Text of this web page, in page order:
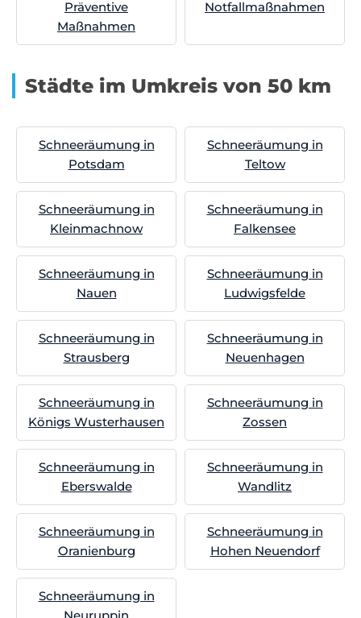
Präventive
Maßnahmen
Notfallmaßnahmen
Städte im Umkreis von 50 km
Schneeräumung in
Potsdam
Schneeräumung in
Teltow
Schneeräumung in
Kleinmachnow
Schneeräumung in
Falkensee
Schneeräumung in
Nauen
Schneeräumung in
Ludwigsfelde
Schneeräumung in
Strausberg
Schneeräumung in
Neuenhagen
Schneeräumung in
Königs Wusterhausen
Schneeräumung in
Zossen
Schneeräumung in
Eberswalde
Schneeräumung in
Wandlitz
Schneeräumung in
Oranienburg
Schneeräumung in
Hohen Neuendorf
Schneeräumung in